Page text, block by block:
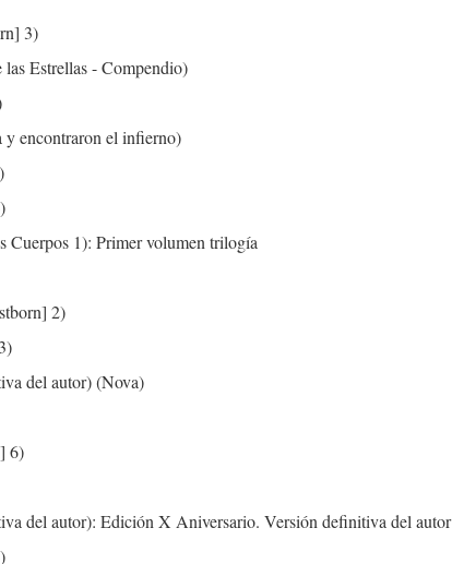
3)
Estrellas - Compendio)
encontraron el infierno)
Cuerpos 1): Primer volumen trilogía
2)
del autor) (Nova)
6)
del autor): Edición X Aniversario. Versión definitiva del autor